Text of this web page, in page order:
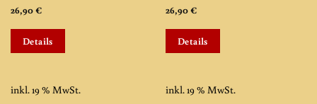
26,90€
Details
inkl. 19 % MwSt.
26,90€
Details
inkl. 19 % MwSt.